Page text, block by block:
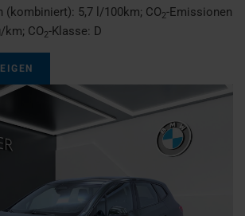
(kombiniert): 5,7 l/100km; CO2-Emissionen
km; CO2-Klasse: D